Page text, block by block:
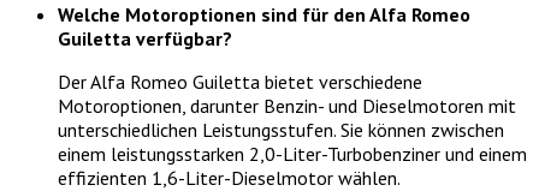
Welche Motoroptionen sind für den Alfa Romeo
Guiletta verfügbar?
Der Alfa Romeo Guiletta bietet verschiedene
Motoroptionen, darunter Benzin- und Dieselmotoren mit
unterschiedlichen Leistungsstufen. Sie können zwischen
einem leistungsstarken 2,0-Liter-Turbobenziner und einem
effizienten 1,6-Liter-Dieselmotor wählen.